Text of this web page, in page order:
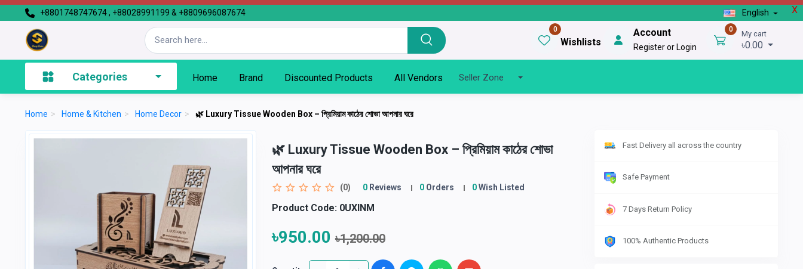
X
+8801748747674 , +88028991199 & +8809696087674 English
0
Wishlists
Account
Register or Login
0 My cart
৳0.00
Categories Home Brand Discounted Products All Vendors Seller Zone
Home > Home & Kitchen > Home Decor > 🌿 Luxury Tissue Wooden Box – প্রিমিয়াম কাঠের শোভা আপনার ঘরে
🌿 Luxury Tissue Wooden Box – প্রিমিয়াম কাঠের শোভা
আপনার ঘরে
(0) 0Reviews 0Orders 0Wish Listed
Product Code:0UXINM
৳950.00৳1,200.00
Fast Delivery all across the country
Safe Payment
7 Days Return Policy
100% Authentic Products